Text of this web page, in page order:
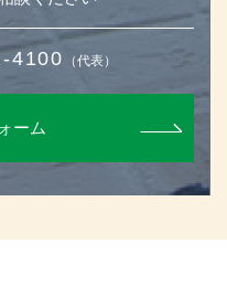
4100 （代表）
ーム